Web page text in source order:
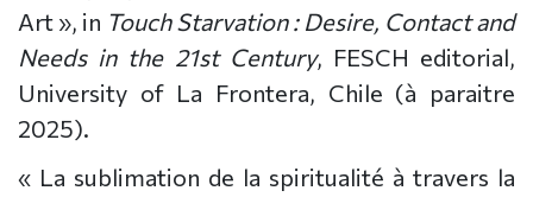
Art », in Touch Starvation : Desire, Contact and
Needs in the 21st Century, FESCH editorial,
University of La Frontera, Chile (à paraitre
2025).
« La sublimation de la spiritualité à travers la